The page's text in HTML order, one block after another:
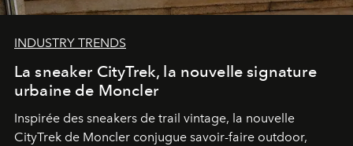
INDUSTRY TRENDS
La sneaker CityTrek, la nouvelle signature
urbaine de Moncler
Inspirée des sneakers de trail vintage, la nouvelle
CityTrek de Moncler conjugue savoir-faire outdoor,